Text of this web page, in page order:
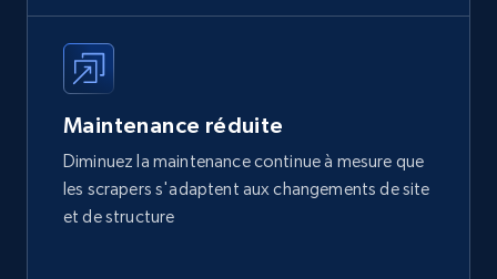
Maintenance réduite
Diminuez la maintenance continue à mesure que
les scrapers s'adaptent aux changements de site
et de structure